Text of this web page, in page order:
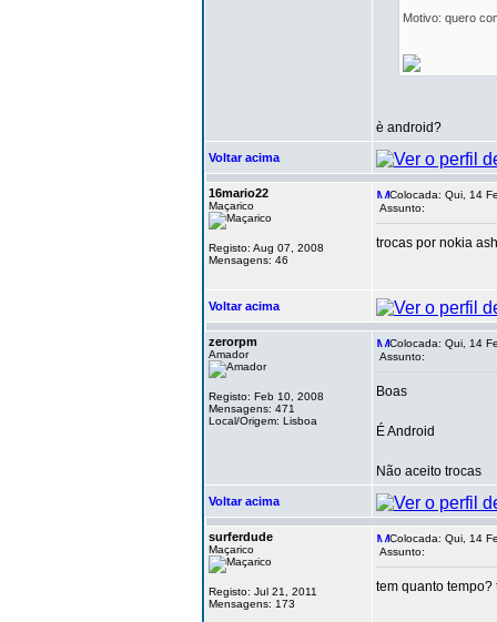
Motivo: quero
è android?
Voltar acima
16mario22
Maçarico
Registo: Aug 07, 2008
Mensagens: 46
Colocada: Qui, 14
Assunto:
trocas por nokia
Voltar acima
zerorpm
Amador
Registo: Feb 10, 2008
Mensagens: 471
Local/Origem: Lisboa
Colocada: Qui, 14
Assunto:
Boas
É Android
Não aceito trocas
Voltar acima
surferdude
Maçarico
Registo: Jul 21, 2011
Mensagens: 173
Colocada: Qui, 14
Assunto:
tem quanto